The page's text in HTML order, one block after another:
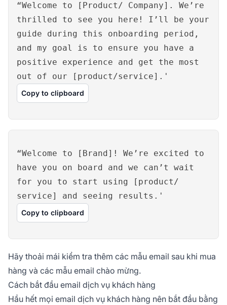
“Welcome to [Product/ Company]. We’re
thrilled to see you here! I’ll be your
guide during this onboarding period,
and my goal is to ensure you have a
positive experience and get the most
out of our [product/service].'
Copy to clipboard
“Welcome to [Brand]! We’re excited to
have you on board and we can’t wait
for you to start using [product/
service] and seeing results.'
Copy to clipboard
Hãy thoải mái kiểm tra thêm các mẫu email sau khi mua
hàng và các mẫu email chào mừng.
Cách bắt đầu email dịch vụ khách hàng
Hầu hết mọi email dịch vụ khách hàng nên bắt đầu bằng